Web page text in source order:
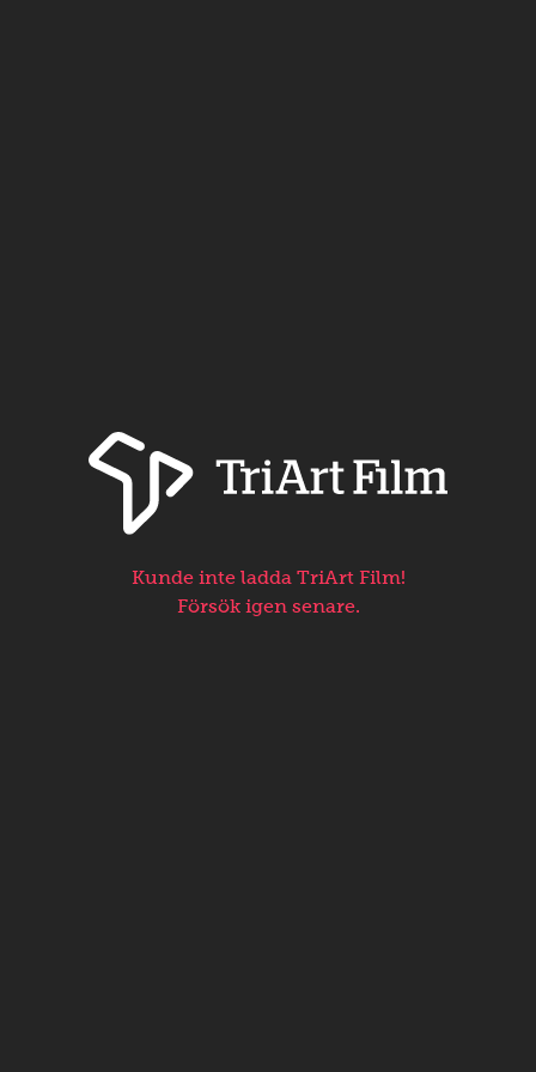
Kunde inte ladda TriArt Film!
Försök igen senare.